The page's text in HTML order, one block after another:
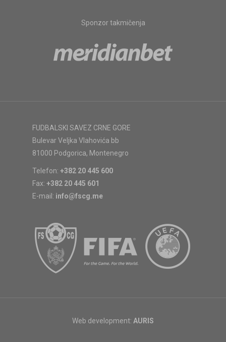
Sponzor takmičenja
FUDBALSKI SAVEZ CRNE GORE
Bulevar Veljka Vlahovića bb
81000 Podgorica, Montenegro
Telefon: +382 20 445 600
Fax: +382 20 445 601
E-mail: info@fscg.me
Web development: AURIS